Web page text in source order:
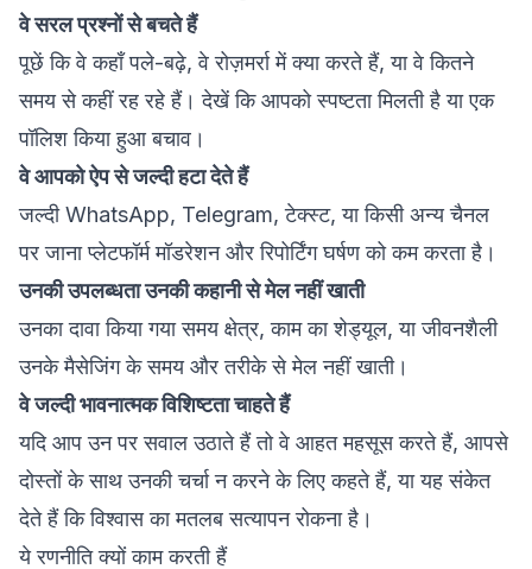
वे सरल प्रश्नों से बचते हैं
पूछें कि वे कहाँ पले-बढ़े, वे रोज़मर्रा में क्या करते हैं, या वे कितने
समय से कहीं रह रहे हैं। देखें कि आपको स्पष्टता मिलती है या एक
पॉलिश किया हुआ बचाव।
वे आपको ऐप से जल्दी हटा देते हैं
जल्दी WhatsApp, Telegram, टेक्स्ट, या किसी अन्य चैनल
पर जाना प्लेटफॉर्म मॉडरेशन और रिपोर्टिंग घर्षण को कम करता है।
उनकी उपलब्धता उनकी कहानी से मेल नहीं खाती
उनका दावा किया गया समय क्षेत्र, काम का शेड्यूल, या जीवनशैली
उनके मैसेजिंग के समय और तरीके से मेल नहीं खाती।
वे जल्दी भावनात्मक विशिष्टता चाहते हैं
यदि आप उन पर सवाल उठाते हैं तो वे आहत महसूस करते हैं, आपसे
दोस्तों के साथ उनकी चर्चा न करने के लिए कहते हैं, या यह संकेत
देते हैं कि विश्वास का मतलब सत्यापन रोकना है।
ये रणनीति क्यों काम करती हैं